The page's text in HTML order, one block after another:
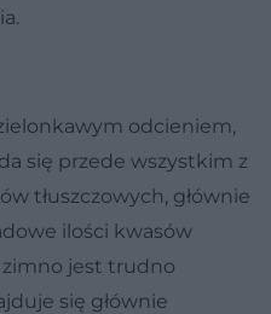
odcieniem,
się przede wszystkim z
tłuszczowych, głównie
ilości kwasów
zimno jest trudno
się głównie